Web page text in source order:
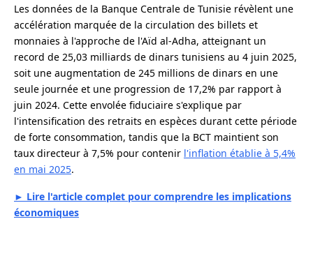
Les données de la Banque Centrale de Tunisie révèlent une
accélération marquée de la circulation des billets et
monnaies à l'approche de l'Aïd al-Adha, atteignant un
record de 25,03 milliards de dinars tunisiens au 4 juin 2025,
soit une augmentation de 245 millions de dinars en une
seule journée et une progression de 17,2% par rapport à
juin 2024. Cette envolée fiduciaire s'explique par
l'intensification des retraits en espèces durant cette période
de forte consommation, tandis que la BCT maintient son
taux directeur à 7,5% pour contenir l'inflation établie à 5,4%
en mai 2025.
► Lire l'article complet pour comprendre les implications
économiques